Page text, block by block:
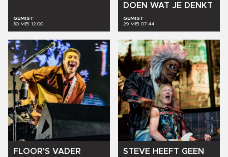
GEMIST
30 MEI 12:00
DOEN WAT JE DENKT
GEMIST
29 MEI 07:44
FLOOR'S VADER
STEVE HEEFT GEEN